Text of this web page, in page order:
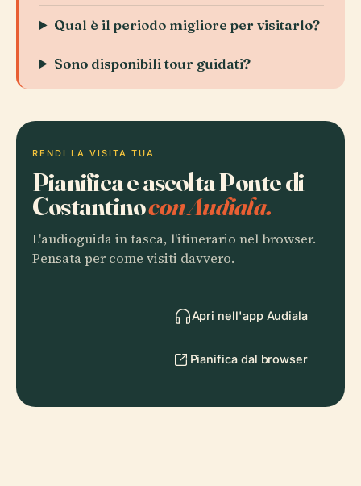
Qual è il periodo migliore per visitarlo?
Sono disponibili tour guidati?
RENDI LA VISITA TUA
Pianifica e ascolta Ponte di
Costantinocon Audiala.
L'audioguida in tasca, l'itinerario nel browser.
Pensata per come visiti davvero.
Apri nell'app Audiala
Pianifica dal browser